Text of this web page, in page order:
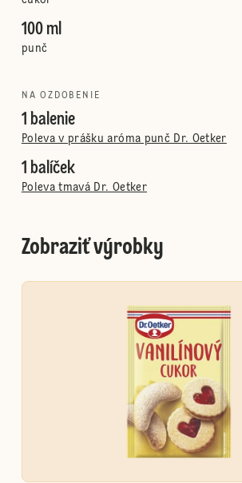
100 ml
punč
NA OZDOBENIE
1 balenie
Poleva v prášku aróma punč Dr. Oetker
1 balíček
Poleva tmavá Dr. Oetker
Zobraziť výrobky